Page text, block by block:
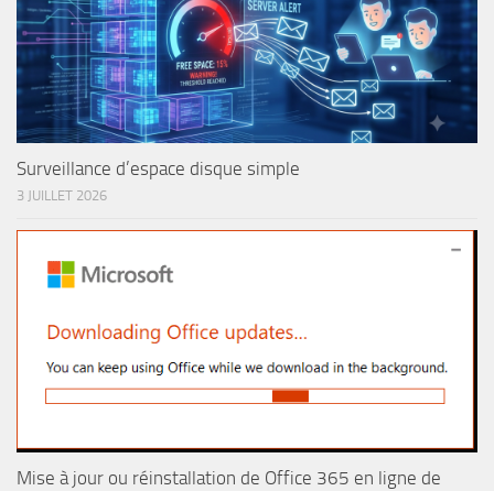
Surveillance d’espace disque simple
3 JUILLET 2026
Mise à jour ou réinstallation de Office 365 en ligne de